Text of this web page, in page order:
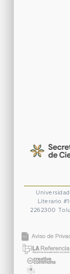
Literario
2262300